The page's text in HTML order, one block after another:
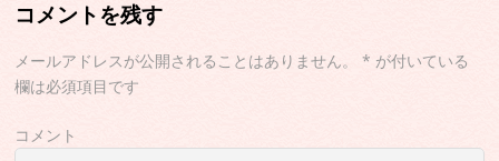
コメントを残す
メールアドレスが公開されることはありません。 * が付いている
欄は必須項目です
コメント